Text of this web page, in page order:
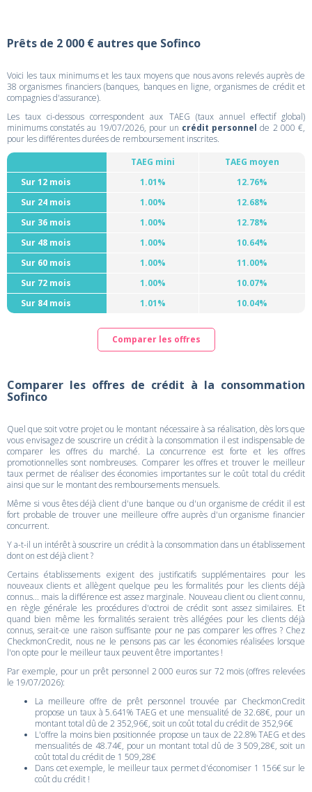
Prêts de 2 000 € autres que Sofinco
Voici les taux minimums et les taux moyens que nous avons relevés auprès de
38 organismes financiers (banques, banques en ligne, organismes de crédit et
compagnies d'assurance).
Les taux ci-dessous correspondent aux TAEG (taux annuel effectif global)
minimums constatés au 19/07/2026, pour un crédit personnel de 2 000 €,
pour les différentes durées de remboursement inscrites.
TAEG mini
TAEG moyen
Sur 12 mois
1.01%
12.76%
Sur 24 mois
1.00%
12.68%
Sur 36 mois
1.00%
12.78%
Sur 48 mois
1.00%
10.64%
Sur 60 mois
1.00%
11.00%
Sur 72 mois
1.00%
10.07%
Sur 84 mois
1.01% 10.04%
Comparer les offres
Comparer les offres de crédit à la consommation
Sofinco
Quel que soit votre projet ou le montant nécessaire à sa réalisation, dès lors que
vous envisagez de souscrire un crédit à la consommation il est indispensable de
comparer les offres du marché. La concurrence est forte et les offres
promotionnelles sont nombreuses. Comparer les offres et trouver le meilleur
taux permet de réaliser des économies importantes sur le coût total du crédit
ainsi que sur le montant des remboursements mensuels.
Même si vous êtes déjà client d'une banque ou d'un organisme de crédit il est
fort probable de trouver une meilleure offre auprès d'un organisme financier
concurrent.
Y a-t-il un intérêt à souscrire un crédit à la consommation dans un établissement
dont on est déjà client ?
Certains établissements exigent des justificatifs supplémentaires pour les
nouveaux clients et allègent quelque peu les formalités pour les clients déjà
connus... mais la différence est assez marginale. Nouveau client ou client connu,
en règle générale les procédures d'octroi de crédit sont assez similaires. Et
quand bien même les formalités seraient très allégées pour les clients déjà
connus, serait-ce une raison suffisante pour ne pas comparer les offres ? Chez
CheckmonCredit, nous ne le pensons pas car les économies réalisées lorsque
l'on opte pour le meilleur taux peuvent être importantes !
Par exemple, pour un prêt personnel 2 000 euros sur 72 mois (offres relevées
le 19/07/2026):
La meilleure offre de prêt personnel trouvée par CheckmonCredit
propose un taux à 5.641% TAEG et une mensualité de 32.68€, pour un
montant total dû de 2 352,96€, soit un coût total du crédit de 352,96€
L'offre la moins bien positionnée propose un taux de 22.8% TAEG et des
mensualités de 48.74€, pour un montant total dû de 3 509,28€, soit un
coût total du crédit de 1 509,28€
Dans cet exemple, le meilleur taux permet d'économiser 1 156€ sur le
coût du crédit !